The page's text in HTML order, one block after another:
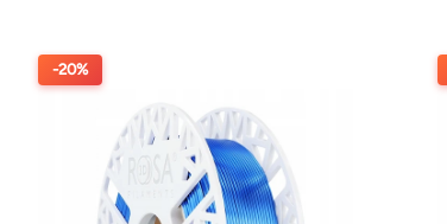
-20%